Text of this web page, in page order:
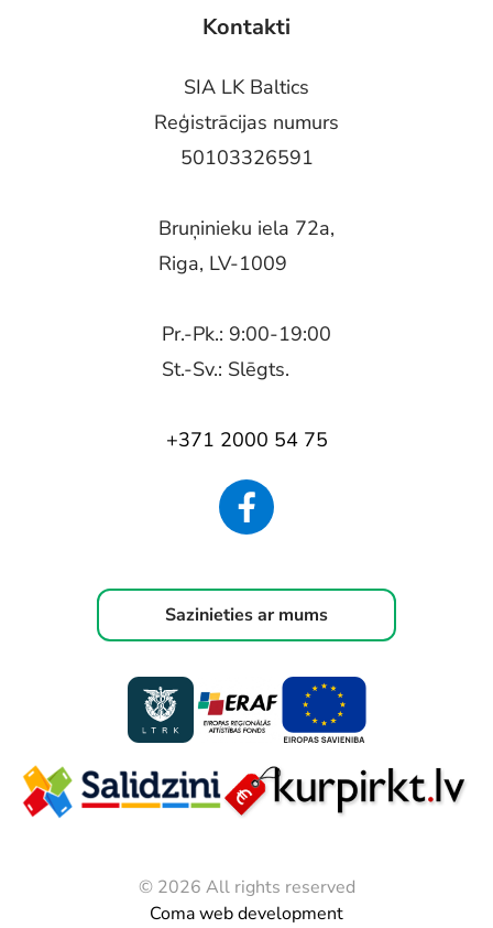
Kontakti
SIA LK Baltics
Reģistrācijas numurs
50103326591
Bruņinieku iela 72a,
Riga, LV-1009
Pr.-Pk.: 9:00-19:00
St.-Sv.: Slēgts.
+371 2000 54 75
Sazinieties ar mums
© 2026 All rights reserved
Coma web development